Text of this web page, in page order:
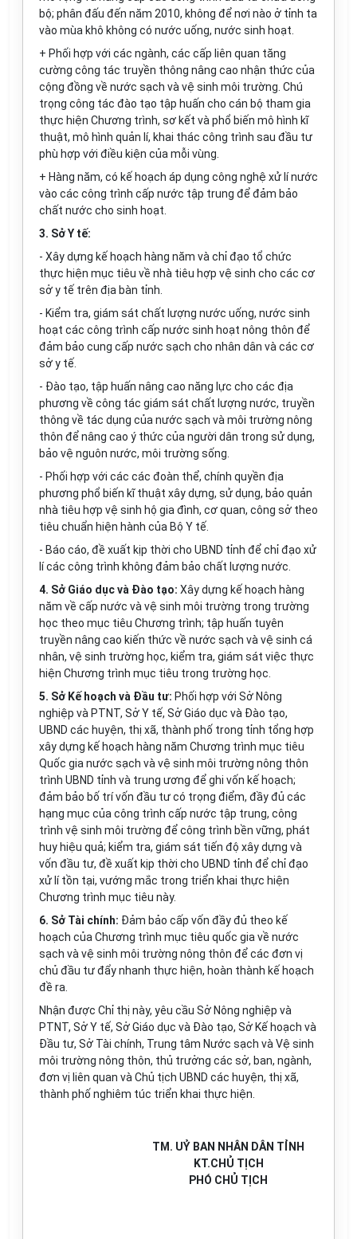
bộ; phân đấu đến năm 2010, không để nơi nào ở tỉnh ta
vào mùa khô không có nước uống, nước sinh hoạt.
+ Phối hợp với các ngành, các cấp liên quan tăng
cường công tác truyền thông nâng cao nhận thức của
cộng đồng về nước sạch và vệ sinh môi trường. Chú
trọng công tác đào tạo tập huấn cho cán bộ tham gia
thực hiện Chương trình, sơ kết và phổ biến mô hình kĩ
thuật, mô hình quản lí, khai thác công trình sau đầu tư
phù hợp với điều kiện của mỗi vùng.
+ Hàng năm, có kế hoạch áp dụng công nghệ xử lí nước
vào các công trình cấp nước tập trung để đảm bảo
chất nước cho sinh hoạt.
3. Sở Y tế:
- Xây dựng kế hoạch hàng năm và chỉ đạo tổ chức
thực hiện mục tiêu về nhà tiêu hợp vệ sinh cho các cơ
sở y tế trên địa bàn tỉnh.
- Kiểm tra, giám sát chất lượng nước uống, nước sinh
hoạt các công trình cấp nước sinh hoạt nông thôn để
đảm bảo cung cấp nước sạch cho nhân dân và các cơ
sở y tế.
- Đào tạo, tập huấn nâng cao năng lực cho các địa
phương về công tác giám sát chất lượng nước, truyền
thông về tác dụng của nước sạch và môi trường nông
thôn để nâng cao ý thức của người dân trong sử dụng,
bảo vệ nguôn nước, môi trường sống.
- Phối hợp với các các đoàn thể, chính quyền địa
phương phổ biến kĩ thuật xây dựng, sử dụng, bảo quản
nhà tiêu hợp vệ sinh hộ gia đình, cơ quan, công sở theo
tiêu chuẩn hiện hành của Bộ Y tế.
- Báo cáo, đề xuất kịp thời cho UBND tỉnh để chỉ đạo xử
lí các công trình không đảm bảo chất lượng nước.
4. Sở Giáo dục và Đào tạo: Xây dựng kế hoạch hàng
năm về cấp nước và vệ sinh môi trường trong trường
học theo mục tiêu Chương trình; tập huấn tuyên
truyền nâng cao kiến thức về nước sạch và vệ sinh cá
nhân, vệ sinh trường học, kiểm tra, giám sát việc thực
hiện Chương trình mục tiêu trong trường học.
5. Sở Kế hoạch và Đầu tư: Phối hợp với Sở Nông
nghiệp và PTNT, Sở Y tế, Sở Giáo dục và Đào tạo,
UBND các huyện, thị xã, thành phố trong tỉnh tổng hợp
xây dựng kế hoạch hàng năm Chương trình mục tiêu
Quốc gia nước sạch và vệ sinh môi trường nông thôn
trình UBND tỉnh và trung ương để ghi vốn kế hoạch;
đảm bảo bố trí vốn đầu tư có trọng điểm, đầy đủ các
hạng mục của công trình cấp nước tập trung, công
trình vệ sinh môi trường để công trình bền vững, phát
huy hiệu quả; kiểm tra, giám sát tiến độ xây dựng và
vốn đầu tư, đề xuất kịp thời cho UBND tỉnh để chỉ đạo
xử lí tồn tại, vướng mắc trong triển khai thực hiện
Chương trình mục tiêu này.
6. Sở Tài chính: Đảm bảo cấp vốn đầy đủ theo kế
hoạch của Chương trình mục tiêu quốc gia về nước
sạch và vệ sinh môi trường nông thôn để các đơn vị
chủ đầu tư đẩy nhanh thực hiện, hoàn thành kế hoạch
đề ra.
Nhận được Chỉ thị này, yêu cầu Sở Nông nghiệp và
PTNT, Sở Y tế, Sở Giáo dục và Đào tạo, Sở Kế hoạch và
Đầu tư, Sở Tài chính, Trung tâm Nước sạch và Vệ sinh
môi trường nông thôn, thủ trưởng các sở, ban, ngành,
đơn vị liên quan và Chủ tịch UBND các huyện, thị xã,
thành phố nghiêm túc triển khai thực hiện.
TM. UỶ BAN NHÂN DÂN TỈNH
KT.CHỦ TỊCH
PHÓ CHỦ TỊCH